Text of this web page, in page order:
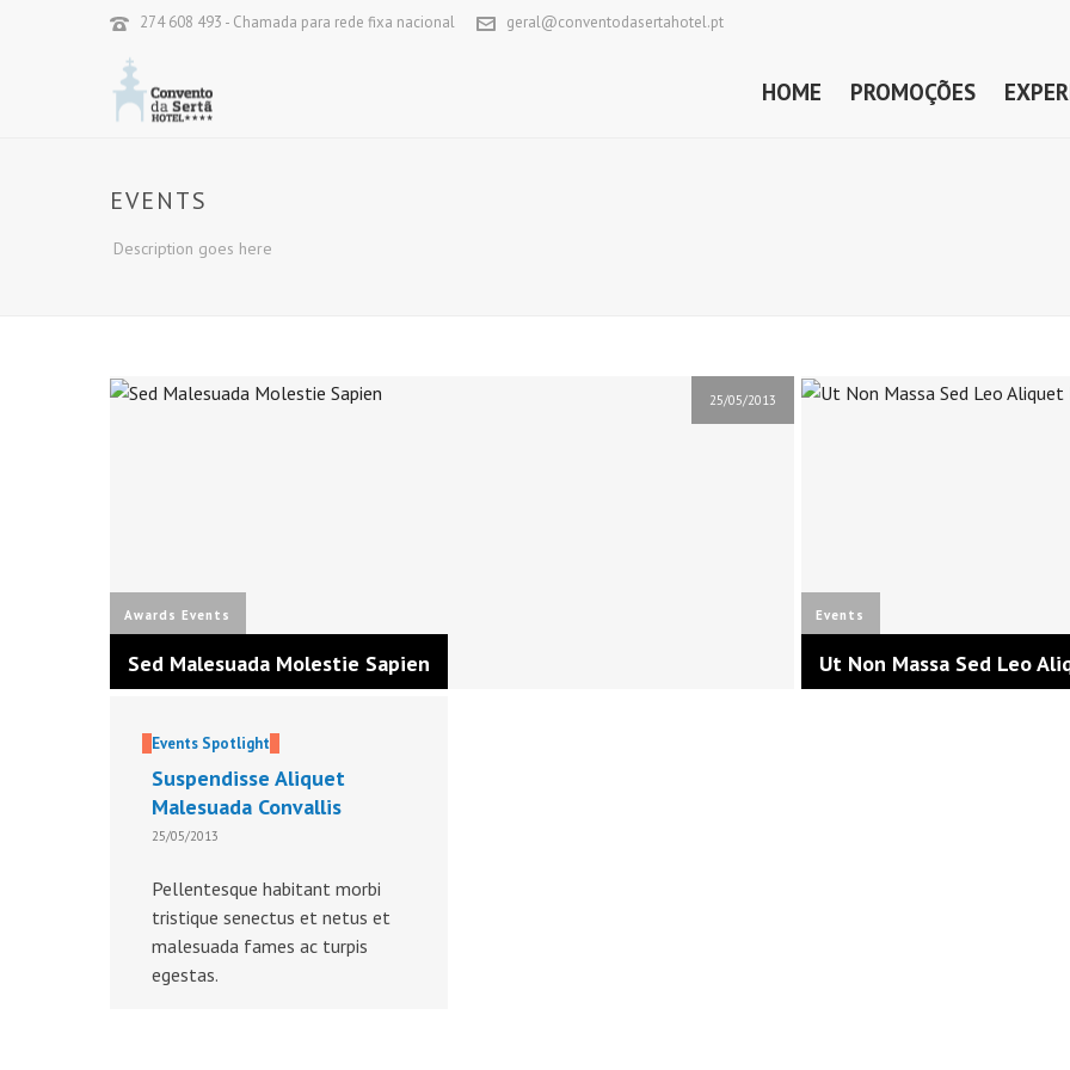
274 608 493 - Chamada para rede fixa nacional geral@conventodasertahotel.pt
HOME PROMOÇÕES
EVENTS
Description goes here
25/05/2013
Awards Events
Sed Malesuada Molestie Sapien
Events
Ut Non Massa Sed Leo
Events Spotlight
Suspendisse Aliquet
Malesuada Convallis
25/05/2013
Pellentesque habitant morbi
tristique senectus et netus et
malesuada fames ac turpis
egestas.